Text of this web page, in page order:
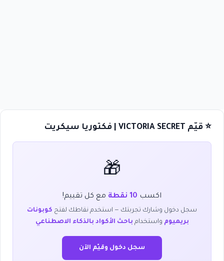
⭐ قيّم VICTORIA SECRET | فكتوريا سيكريت
🎁
اكسب 10 نقطة مع كل تقييم!
سجل دخول وشارك تجربتك — استخدم نقاطك لفتح كوبونات
بريميوم واستخدام باحث الأكواد بالذكاء الاصطناعي
سجل دخول وقيّم الآن